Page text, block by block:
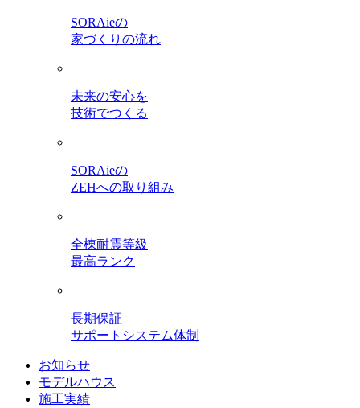
SORAieの
家づくりの流れ
未来の安心を
技術でつくる
SORAieの
ZEHへの取り組み
全棟耐震等級
最高ランク
長期保証
サポートシステム体制
お知らせ
モデルハウス
施工実績